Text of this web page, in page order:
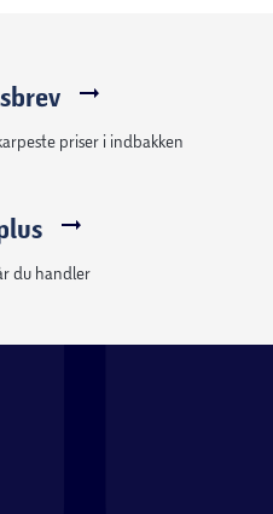
priser i indbakken
du handler